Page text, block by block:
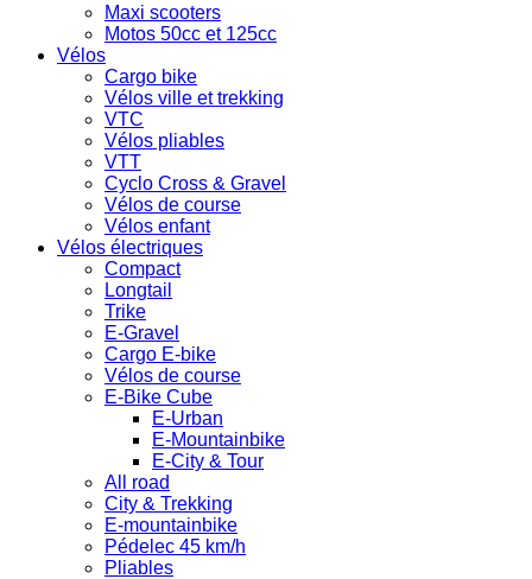
Maxi scooters
Motos 50cc et 125cc
Vélos
Cargo bike
Vélos ville et trekking
VTC
Vélos pliables
VTT
Cyclo Cross & Gravel
Vélos de course
Vélos enfant
Vélos électriques
Compact
Longtail
Trike
E-Gravel
Cargo E-bike
Vélos de course
E-Bike Cube
E-Urban
E-Mountainbike
E-City & Tour
All road
City & Trekking
E-mountainbike
Pédelec 45 km/h
Pliables